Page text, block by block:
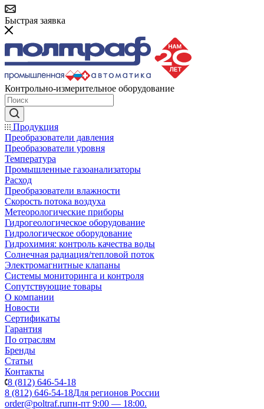
Быстрая заявка
Контрольно-измерительное оборудование
Продукция
Преобразователи давления
Преобразователи уровня
Температура
Промышленные газоанализаторы
Расход
Преобразователи влажности
Скорость потока воздуха
Метеорологические приборы
Гидрогеологическое оборудование
Гидрологическое оборудование
Гидрохимия: контроль качества воды
Солнечная радиация/тепловой поток
Электромагнитные клапаны
Системы мониторинга и контроля
Сопутствующие товары
О компании
Новости
Сертификаты
Гарантия
По отраслям
Бренды
Статьи
Контакты
8 (812) 646-54-18
8 (812) 646-54-18Для регионов России
order@poltraf.ruпн-пт 9:00 — 18:00.